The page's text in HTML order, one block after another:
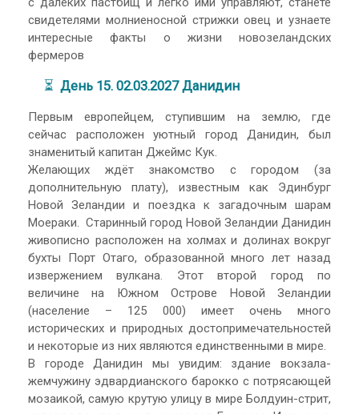
свидетелями молниеносной стрижки овец и узнаете
интересные факты о жизни новозеландских
фермеров
⏳ День 15. 02.03.2027 Данидин
Первым европейцем, ступившим на землю, где
сейчас расположен уютный город Данидин, был
знаменитый капитан Джеймс Кук.
Желающих ждёт знакомство c городом (за
дополнительную плату), известным как Эдинбург
Новой Зеландии и поездка к загадочным шарам
Моераки. Старинный город Новой Зеландии Данидин
живописно расположен на холмах и долинах вокруг
бухты Порт Отаго, образованной много лет назад
извержением вулкана. Этот второй город по
величине на Южном Острове Новой Зеландии
(население – 125 000) имеет очень много
исторических и природных достопримечательностей
и некоторые из них являются единственными в мире.
В городе Данидин мы увидим: здание вокзала-
жемчужину эдвардианского барокко с потрясающей
мозаикой, самую крутую улицу в мире Болдуин-стрит,